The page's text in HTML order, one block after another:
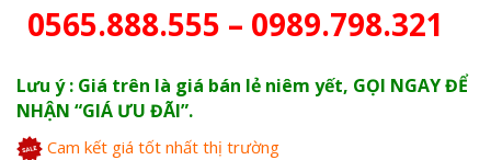
0565.888.555 – 0989.798.321
Lưu ý : Giá trên là giá bán lẻ niêm yết, GỌI NGAY ĐỂ
NHẬN “GIÁ ƯU ĐÃI”.
Cam kết giá tốt nhất thị trường